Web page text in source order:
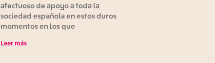
afectuoso de apoyo a toda la
sociedad española en estos duros
momentos en los que
Leer más